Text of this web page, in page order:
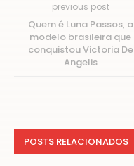
previous post
Quem é Luna Passos, a
modelo brasileira que
conquistou Victoria De
Angelis
POSTS RELACIONADOS